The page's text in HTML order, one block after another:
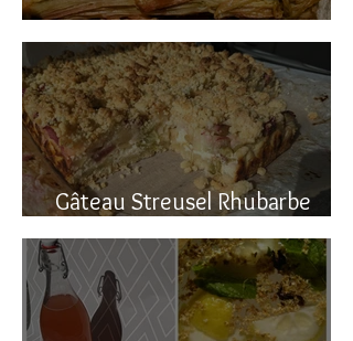
Gâteau renversé à la rhubarbe
Gâteau Streusel Rhubarbe
Pomme, facile et hyper bon!